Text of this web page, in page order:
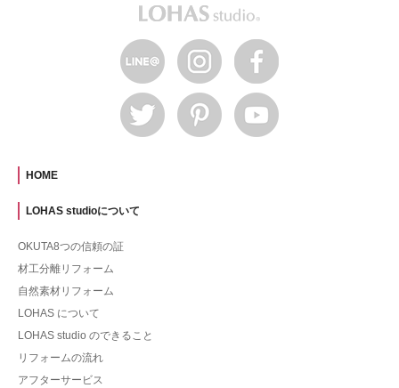
HOME
LOHAS studioについて
OKUTA8つの信頼の証
材工分離リフォーム
自然素材リフォーム
LOHAS について
LOHAS studio のできること
リフォームの流れ
アフターサービス